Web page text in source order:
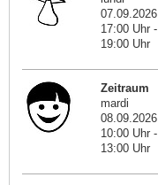
07.09.2026
17:00 Uhr -
19:00 Uhr
Zeitraum
mardi
08.09.2026
10:00 Uhr -
13:00 Uhr